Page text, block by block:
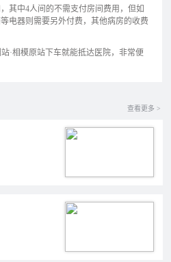
其中4人间的不需支付房间费用，但如
电器则需要另外付费，其他病房的收费
·相模原站下车就能抵达医院，非常便
查看更多 >